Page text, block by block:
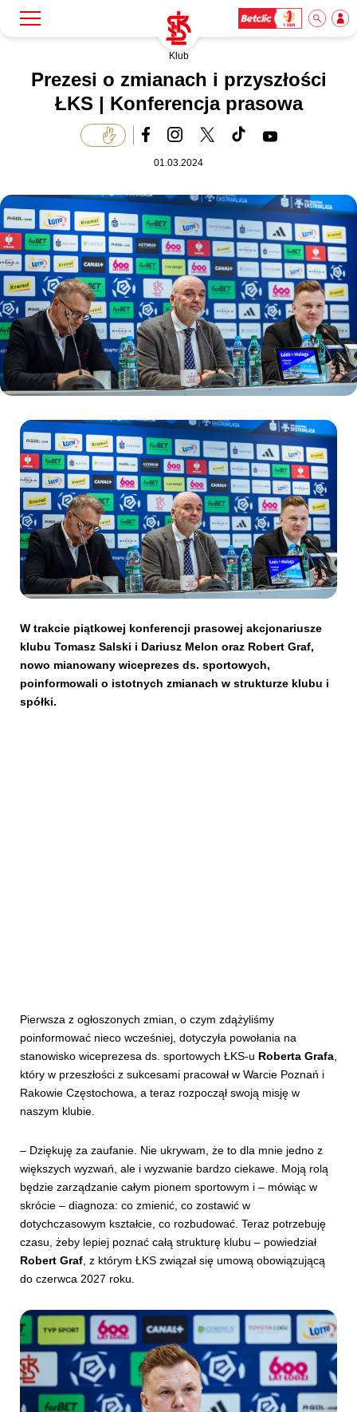
Klub
Akademia
Biznes
Dla mediów
Kibice
SKLEP KUP BILET
Klub
Prezesi o zmianach i przyszłości
ŁKS | Konferencja prasowa
01.03.2024
W trakcie piątkowej konferencji prasowej akcjonariusze
klubu Tomasz Salski i Dariusz Melon oraz Robert Graf,
nowo mianowany wiceprezes ds. sportowych,
poinformowali o istotnych zmianach w strukturze klubu i
spółki.
Pierwsza z ogłoszonych zmian, o czym zdążyliśmy
poinformować nieco wcześniej, dotyczyła powołania na
stanowisko wiceprezesa ds. sportowych ŁKS-u Roberta Grafa
który w przeszłości z sukcesami pracował w Warcie Poznań i
Rakowie Częstochowa, a teraz rozpoczął swoją misję w
naszym klubie.
– Dziękuję za zaufanie. Nie ukrywam, że to dla mnie jedno z
większych wyzwań, ale i wyzwanie bardzo ciekawe. Moją rolą
będzie zarządzanie całym pionem sportowym i – mówiąc w
skrócie – diagnoza: co zmienić, co zostawić w
dotychczasowym kształcie, co rozbudować. Teraz potrzebuję
czasu, żeby lepiej poznać całą strukturę klubu – powiedział
Robert Graf, z którym ŁKS związał się umową obowiązującą
do czerwca 2027 roku.